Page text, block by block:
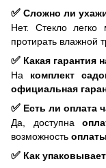
✅ Сложно ли
Нет. Стекло легко
протирать влажной
✅ Какая гарантия
На комплект
официальная
✅ Есть ли оплата
Да, доступна
возможность
✅ Как